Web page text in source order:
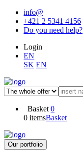
info@
+421 2 5341 4156
Do you need help?
Login
EN
SK EN
Basket 0
0 itemsBasket
Our portfolio